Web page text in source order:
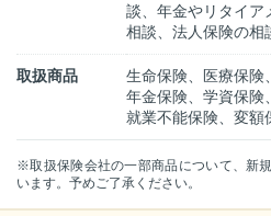
談、年金やリタイア
相談、法人保険の相
取扱商品
生命保険、医療保険
年金保険、学資保険
就業不能保険、変額
※取扱保険会社の一部商品について、新
います。予めご了承ください。